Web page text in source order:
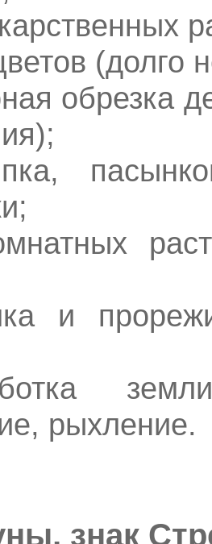
(долго
обрезка
и
рыхление.
знак